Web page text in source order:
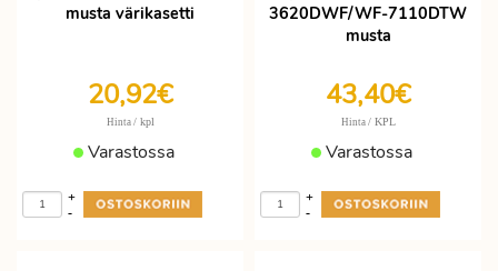
musta värikasetti
20,92€
Hinta / kpl
Varastossa
-
+
3620DWF/WF-7110DTW
musta
43,40€
Hinta / KPL
Varastossa
-
+